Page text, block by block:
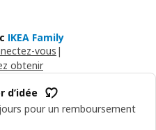
IKEA Family
vous |
obtenir
d’idée
pour un remboursement